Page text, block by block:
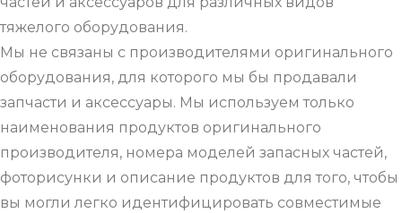
тяжелого оборудования.
Мы не связаны с производителями оригинального
оборудования, для которого мы бы продавали
запчасти и аксессуары. Мы используем только
наименования продуктов оригинального
производителя, номера моделей запасных частей,
фоторисунки и описание продуктов для того, чтобы
вы могли легко идентифицировать совместимые